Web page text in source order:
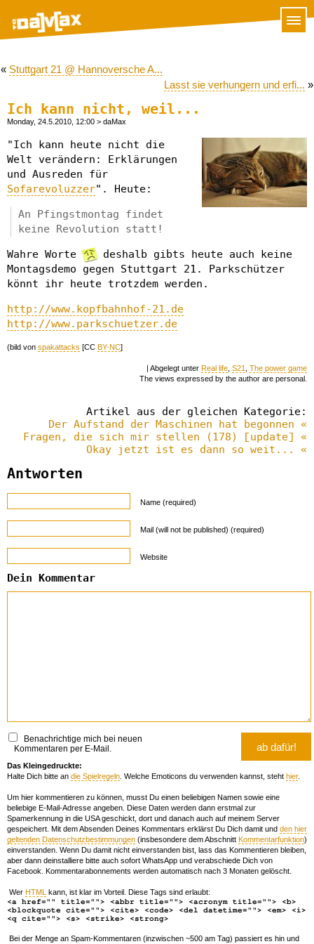
« Stuttgart 21 @ Hannoversche A...
Lasst sie verhungern und erfi... »
Ich kann nicht, weil...
Monday, 24.5.2010, 12:00 > daMax
"Ich kann heute nicht die
Welt verändern: Erklärungen
und Ausreden für
Sofarevoluzzer". Heute:
An Pfingstmontag findet
keine Revolution statt!
Wahre Worte
deshalb gibts heute auch keine
Montagsdemo gegen Stuttgart 21. Parkschützer
könnt ihr heute trotzdem werden.
http://www.kopfbahnhof-21.de
http://www.parkschuetzer.de
(bild von spakattacks [CC BY-NC]
| Abgelegt unter Real life S21
The power game
The views expressed by the author are personal.
Artikel aus der gleichen Kategorie:
Der Aufstand der Maschinen hat begonnen «
Fragen, die sich mir stellen (178) [update] «
Okay jetzt ist es dann so weit... «
Antworten
Name (required)
Mail (will not be published) (required)
Website
Dein Kommentar
Benachrichtige mich bei neuen
Kommentaren per E-Mail.
Das Kleingedruckte:
Halte Dich bitte an die Spielregeln . Welche Emoticons du verwenden kannst, steht hier.
Um hier kommentieren zu können, musst Du einen beliebigen Namen sowie eine
beliebige E-Mail-Adresse angeben. Diese Daten werden dann erstmal zur
Spamerkennung in die USA geschickt, dort und danach auch auf meinem Server
gespeichert. Mit dem Absenden Deines Kommentars erklärst Du Dich damit und den hier
geltenden Datenschutzbestimmungen (insbesondere dem Abschnitt Kommentarfunktion)
einverstanden. Wenn Du damit nicht einverstanden bist, lass das Kommentieren bleiben,
aber dann deinstalliere bitte auch sofort WhatsApp und verabschiede Dich von
Facebook. Kommentarabonnements werden automatisch nach 3 Monaten gelöscht.
Wer HTML kann, ist klar im Vorteil. Diese Tags sind erlaubt:
<a href="" title=""> <abbr title=""> <acronym title=""> <b>
<blockquote cite=""> <cite> <code> <del datetime=""> <em> <i>
<q cite=""> <s> <strike> <strong>
Bei der Menge an Spam-Kommentaren (inzwischen ~500 am Tag) passiert es hin und